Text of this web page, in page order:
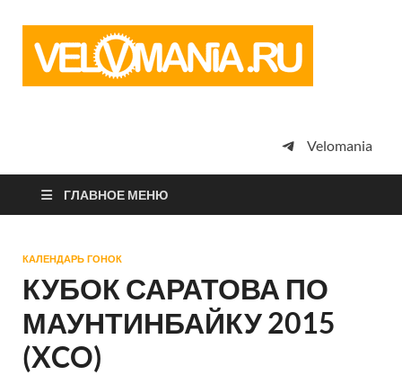
просто
Velomania
ГЛАВНОЕ МЕНЮ
КАЛЕНДАРЬ ГОНОК
КУБОК САРАТОВА ПО
МАУНТИНБАЙКУ 2015
(XCO)